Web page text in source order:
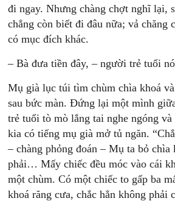
đi ngay. Nhưng chàng chợt nghĩ lại,
chẳng còn biết đi đâu nữa; vả chăng
có mục đích khác.
– Bà đưa tiền đây, – người trẻ tuổi
Mụ già lục túi tìm chùm chìa khoá
sau bức màn. Đứng lại một mình
trẻ tuổi tò mò lắng tai nghe ngóng
kia có tiếng mụ già mở tủ ngăn.
– chàng phỏng đoán – Mụ ta bỏ chìa
phải… Mấy chiếc đều móc vào cái
một chùm. Có một chiếc to gấp ba
khoá răng cưa, chắc hẳn không phải